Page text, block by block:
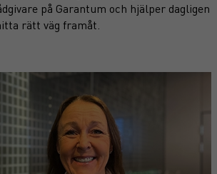
på Garantum och hjälper dagligen
rätt väg framåt.